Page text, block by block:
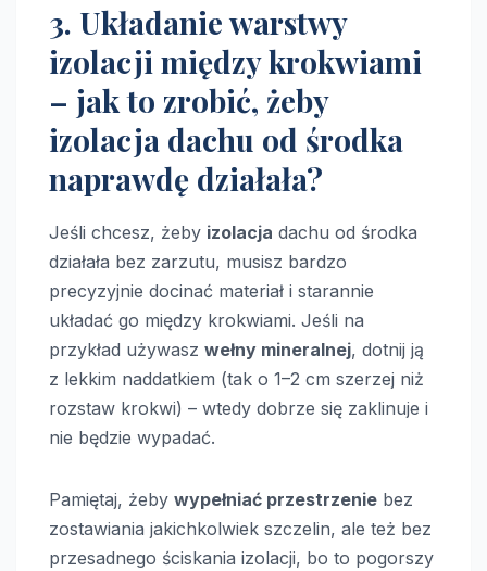
3. Układanie warstwy
izolacji między krokwiami
– jak to zrobić, żeby
izolacja dachu od środka
naprawdę działała?
Jeśli chcesz, żeby izolacja dachu od środka
działała bez zarzutu, musisz bardzo
precyzyjnie docinać materiał i starannie
układać go między krokwiami. Jeśli na
przykład używasz wełny mineralnej, dotnij ją
z lekkim naddatkiem (tak o 1–2 cm szerzej niż
rozstaw krokwi) – wtedy dobrze się zaklinuje i
nie będzie wypadać.
Pamiętaj, żeby wypełniać przestrzenie bez
zostawiania jakichkolwiek szczelin, ale też bez
przesadnego ściskania izolacji, bo to pogorszy